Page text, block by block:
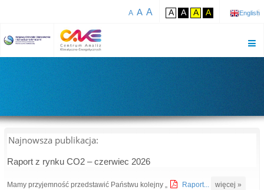
A A A A A A A English
Najnowsza publikacja:
Raport z rynku CO2 – czerwiec 2026
Mamy przyjemność przedstawić Państwu kolejny „ Raport... więcej »